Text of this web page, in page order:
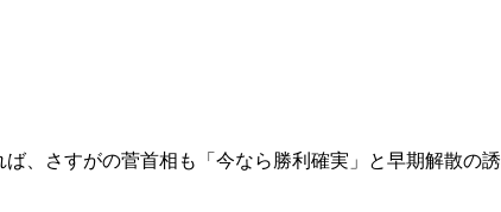
、さすがの菅首相も「今なら勝利確実」と早期解散の誘